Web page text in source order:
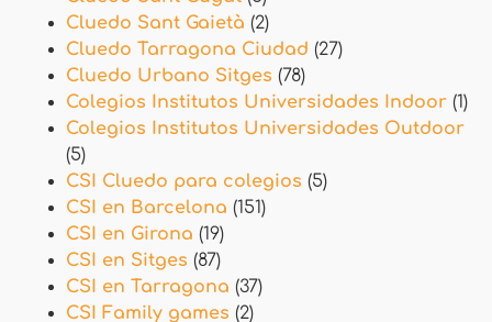
Cluedo Sant Gaietà (2)
Cluedo Tarragona Ciudad (27)
Cluedo Urbano Sitges (78)
Colegios Institutos Universidades Indoor (1)
Colegios Institutos Universidades Outdoor
(5)
CSI Cluedo para colegios (5)
CSI en Barcelona (151)
CSI en Girona (19)
CSI en Sitges (87)
CSI en Tarragona (37)
CSI Family games (2)